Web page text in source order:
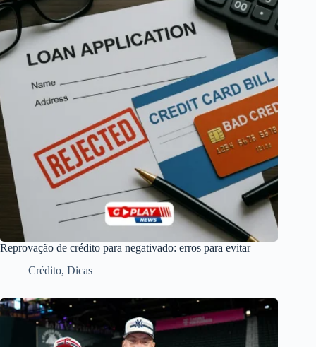
Reprovação de crédito para negativado: erros para evitar
Crédito, Dicas